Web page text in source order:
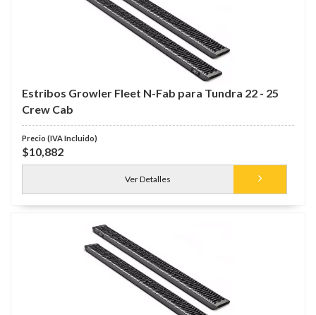
Estribos Growler Fleet N-Fab para Tundra 22 - 25
Crew Cab
$10,882
Ver Detalles